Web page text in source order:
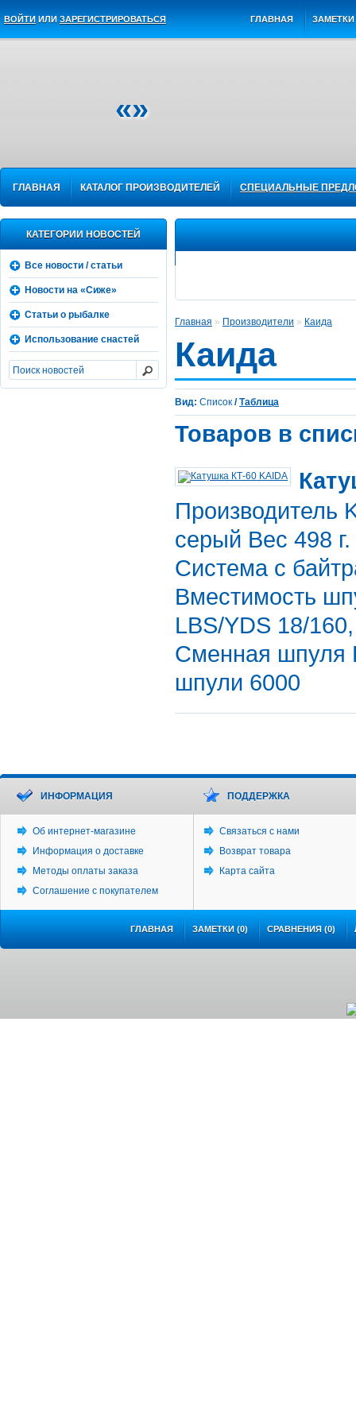
«»
ВОЙТИ ИЛИ ЗАРЕГИСТРИРОВАТЬСЯ ГЛАВНАЯ ЗАМЕТКИ
ГЛАВНАЯ КАТАЛОГ ПРОИЗВОДИТЕЛЕЙ СПЕЦИАЛЬНЫЕ
КАТЕГОРИИ НОВОСТЕЙ
Все новости / статьи
Новости на «Сиже»
Статьи о рыбалке
Использование снастей
Главная » Производители » Каида
Каида
Вид: Список / Таблица
Товаров в
Производитель
серый Вес 498
Система с
Вместимость
LBS/YDS 18/
Сменная шпуля
шпули 6000
ИНФОРМАЦИЯ
Об интернет-магазине
Информация о доставке
Методы оплаты заказа
Соглашение с покупателем
ПОДДЕРЖКА
Связаться с нами
Возврат товара
Карта сайта
ГЛАВНАЯ ЗАМЕТКИ (0) СРАВНЕНИЯ (0)